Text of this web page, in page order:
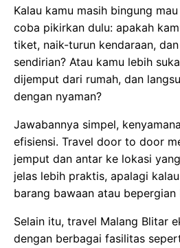
Kalau kamu masih bingung
coba pikirkan dulu: apakah
tiket, naik-turun kendaraan,
sendirian? Atau kamu lebih
dijemput dari rumah, dan
dengan nyaman?
Jawabannya simpel,
efisiensi. Travel door to door
jemput dan antar ke lokasi
jelas lebih praktis, apalagi
barang bawaan atau bepergian
Selain itu, travel Malang Blitar
dengan berbagai fasilitas